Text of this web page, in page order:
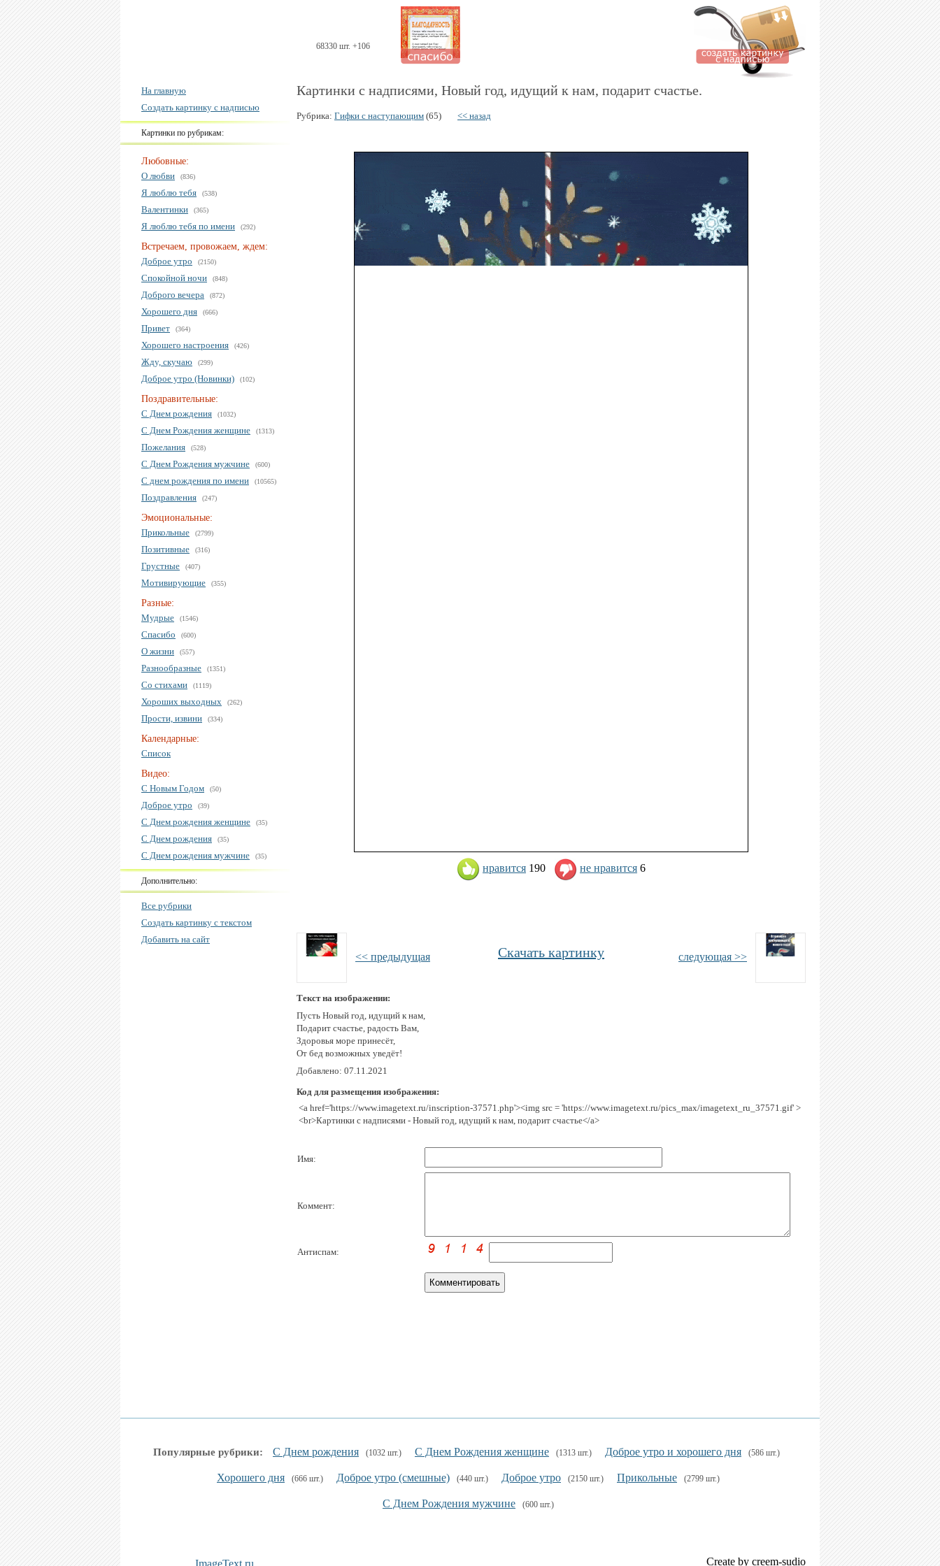
68330 шт. +106
На главную
Создать картинку с надписью
Картинки по рубрикам:
Любовные:
О любви
(836)
Я люблю тебя (538)
Валентинки (365)
Я люблю тебя по имени (292)
Встречаем, провожаем, ждем:
Доброе утро
(2150)
Спокойной ночи (848)
Доброго вечера (872)
Хорошего дня (666)
Привет (364)
Хорошего настроения (426)
Жду, скучаю (299)
Доброе утро (Новинки) (102)
Поздравительные:
С Днем рождения
(1032)
С Днем Рождения женщине (1313)
Пожелания (528)
С Днем Рождения мужчине (600)
С днем рождения по имени (10565)
Поздравления (247)
Эмоциональные:
Прикольные
(2799)
Позитивные (316)
Грустные (407)
Мотивирующие (355)
Разные:
Мудрые
(1546)
Спасибо (600)
О жизни (557)
Разнообразные (1351)
Со стихами (1119)
Хороших выходных (262)
Прости, извини (334)
Календарные:
Список
Видео:
С Новым Годом
(50)
Доброе утро (39)
С Днем рождения женщине (35)
С Днем рождения (35)
С Днем рождения мужчине (35)
Дополнительно:
Все рубрики
Создать картинку с текстом
Добавить на сайт
Картинки с надписями, Новый год, идущий к нам, подарит счастье.
Рубрика: Гифки с наступающим (65) << назад
нравится 190 не нравится 6
<< предыдущая следующая >>
Скачать картинку
Текст на изображении:
Пусть Новый год, идущий к нам,
Подарит счастье, радость Вам,
Здоровья море принесёт,
От бед возможных уведёт!
Добавлено: 07.11.2021
Код для размещения изображения:
<a href='https://www.imagetext.ru/inscription-37571.php'><img src = 'https://www.imagetext.ru/pics_max/imagetext_ru_37571.gif' >
<br>Картинки с надписями - Новый год, идущий к нам, подарит счастье</a>
Имя:
Коммент:
Антиспам:
Популярные рубрики: С Днем рождения (1032 шт.) С Днем Рождения женщине (1313 шт.) Доброе утро и хорошего дня (586 шт.)
Хорошего дня (666 шт.) Доброе утро (смешные) (440 шт.) Доброе утро (2150 шт.) Прикольные (2799 шт.)
С Днем Рождения мужчине (600 шт.)
ImageText.ru Create by creem-sudio